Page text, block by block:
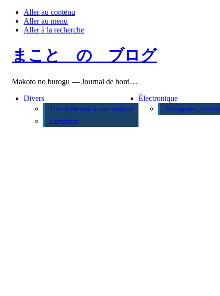
Aller au contenu
Aller au menu
Aller à la recherche
まこと の ブログ
Makoto no burogu — Journal de bord…
Divers
Une éolienne à axe vertical
Lumiplot
Électronique
Décapotes,